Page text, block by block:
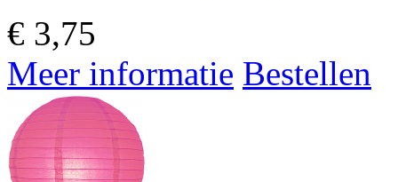
€ 3,75
Meer informatie Bestellen